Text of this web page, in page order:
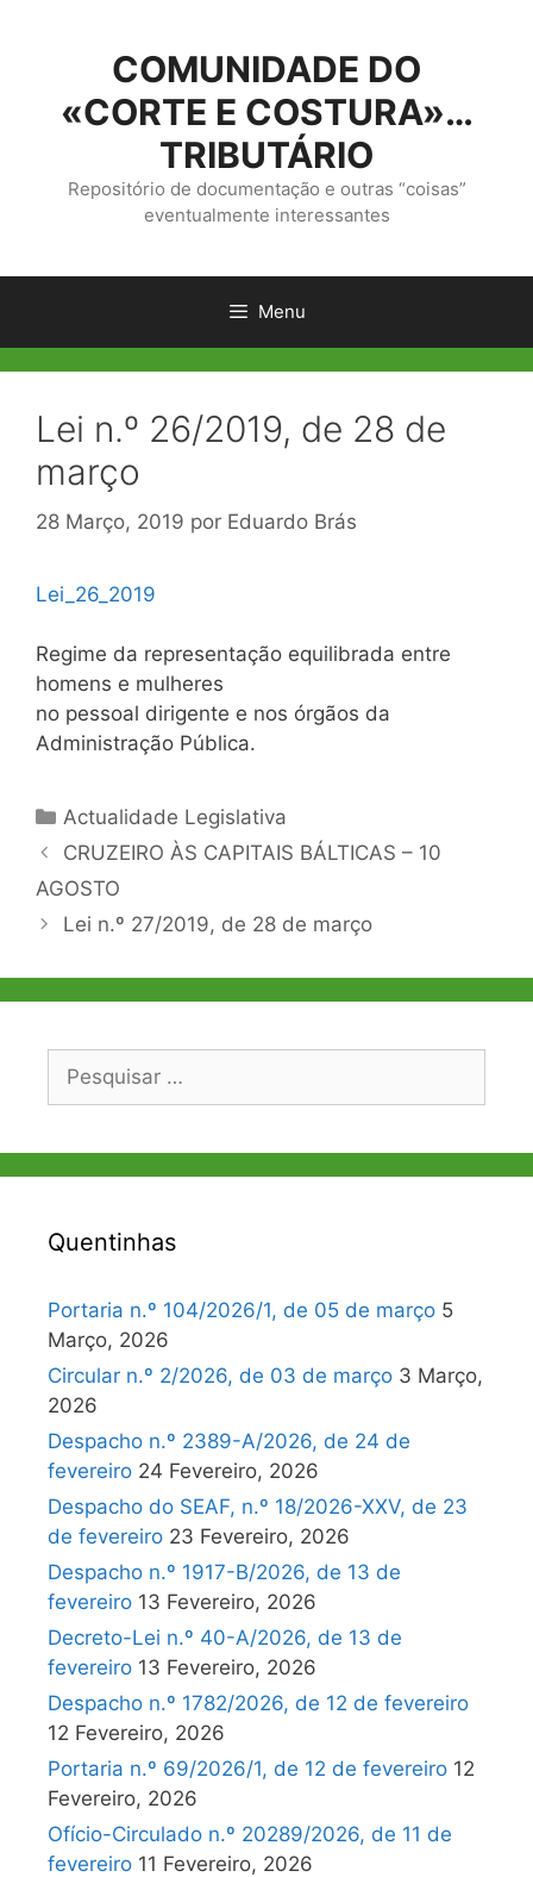
conteúdo
COMUNIDADE DO
«CORTE E COSTURA»…
TRIBUTÁRIO
Repositório de documentação e outras “coisas”
eventualmente interessantes
Menu
Lei n.º 26/2019, de 28 de
março
28 Março, 2019 por Eduardo Brás
Lei_26_2019
Regime da representação equilibrada entre
homens e mulheres
no pessoal dirigente e nos órgãos da
Administração Pública.
Categorias
Actualidade Legislativa
Navegação
de
CRUZEIRO ÀS CAPITAIS BÁLTICAS – 10
AGOSTO
Lei n.º 27/2019, de 28 de março
Pesquisar
Quentinhas
Portaria n.º 104/2026/1, de 05 de março 5
Março, 2026
Circular n.º 2/2026, de 03 de março 3 Março,
2026
Despacho n.º 2389-A/2026, de 24 de
fevereiro 24 Fevereiro, 2026
Despacho do SEAF, n.º 18/2026-XXV, de 23
de fevereiro 23 Fevereiro, 2026
Despacho n.º 1917-B/2026, de 13 de
fevereiro 13 Fevereiro, 2026
Decreto-Lei n.º 40-A/2026, de 13 de
fevereiro 13 Fevereiro, 2026
Despacho n.º 1782/2026, de 12 de fevereiro
12 Fevereiro, 2026
Portaria n.º 69/2026/1, de 12 de fevereiro 12
Fevereiro, 2026
Ofício-Circulado n.º 20289/2026, de 11 de
fevereiro 11 Fevereiro, 2026